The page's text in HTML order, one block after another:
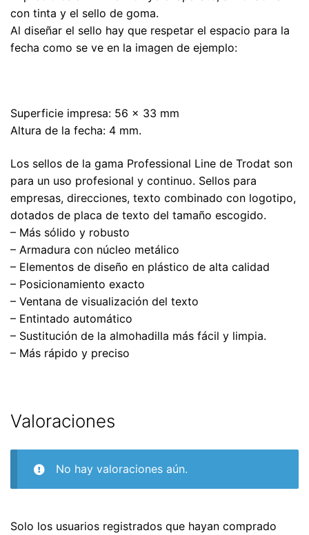
con tinta y el sello de goma.
Al diseñar el sello hay que respetar el espacio para la
fecha como se ve en la imagen de ejemplo:
Superficie impresa: 56 x 33 mm
Altura de la fecha: 4 mm.
Los sellos de la gama Professional Line de Trodat son
para un uso profesional y continuo. Sellos para
empresas, direcciones, texto combinado con logotipo,
dotados de placa de texto del tamaño escogido.
– Más sólido y robusto
– Armadura con núcleo metálico
– Elementos de diseño en plástico de alta calidad
– Posicionamiento exacto
– Ventana de visualización del texto
– Entintado automático
– Sustitución de la almohadilla más fácil y limpia.
– Más rápido y preciso
Valoraciones
No hay valoraciones aún.
Solo los usuarios registrados que hayan comprado